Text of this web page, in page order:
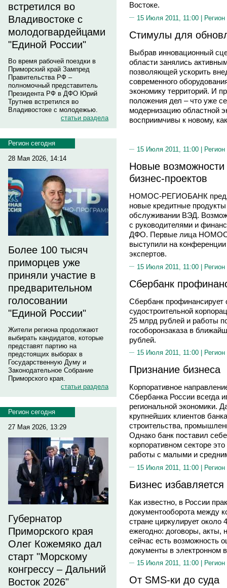
встретился во
Владивостоке с
молодогвардейцами
"Единой России"
Во время рабочей поездки в
Приморский край Зампред
Правительства РФ –
полномочный представитель
Президента РФ в ДФО Юрий
Трутнев встретился во
Владивостоке с молодежью.
статьи раздела
Регион сегодня
28 Мая 2026, 14:14
Более 100 тысяч
приморцев уже
приняли участие в
предварительном
голосовании
"Единой России"
Жители региона продолжают
выбирать кандидатов, которые
представят партию на
предстоящих выборах в
Государственную Думу и
Законодательное Собрание
Приморского края.
статьи раздела
Регион сегодня
27 Мая 2026, 13:29
Губернатор
Приморского края
Олег Кожемяко дал
старт "Морскому
конгрессу – Дальний
Восток 2026"
Востоке.
15 Июля 2011, 11:00 | Регион
Стимулы для
Выбрав инновационный
области занялись
позволяющей ускорить
современного
экономику территорий. И
положения дел – что уже
модернизацию областной
восприимчивы к новому,
15 Июля 2011, 11:00 |
Новые
бизнес-проектов
НОМОС-РЕГИОБАНК
новые кредитные
обслуживании ВЭД.
с руководителями и
ДФО. Первые лица
выступили на
экспертов.
15 Июля 2011, 11:00 | Регион
Сбербанк
Сбербанк профинансирует
судостроительной
25 млрд рублей и работы
гособоронзаказа в
рублей.
15 Июля 2011, 11:00 |
Признание бизнеса
Корпоративное
Сбербанка России всегда
региональной экономики.
крупнейших клиентов
строительства,
Однако банк поставил
корпоративном секторе
работы с малыми и
15 Июля 2011, 11:00 | Регион
Бизнес
Как известно, в России
документооборота между
стране циркулирует
ежегодно: договоры,
сейчас есть возможность
документы в электронном
15 Июля 2011, 11:00 |
От SMS-ки до суда